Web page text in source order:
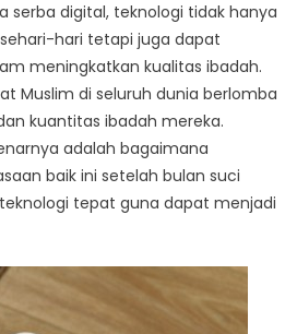
serba digital, teknologi tidak hanya
hari tetapi juga dapat
meningkatkan kualitas ibadah.
Muslim di seluruh dunia berlomba
kuantitas ibadah mereka.
adalah bagaimana
baik ini setelah bulan suci
tepat guna dapat menjadi